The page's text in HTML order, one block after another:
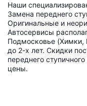
Наши
Замена переднего
Оригинальные и
Автосервисы
Подмосковье (Химки,
до 2-х лет. Скидки
переднего
цены.